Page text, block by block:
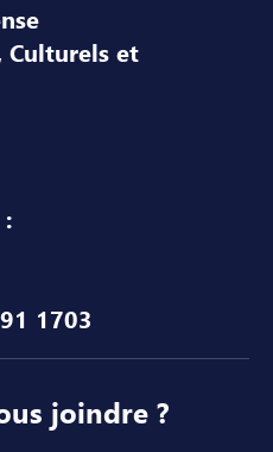
Culturels et
1703
joindre ?